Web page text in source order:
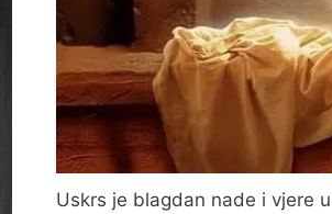
Uskrs je blagdan nade i vjere